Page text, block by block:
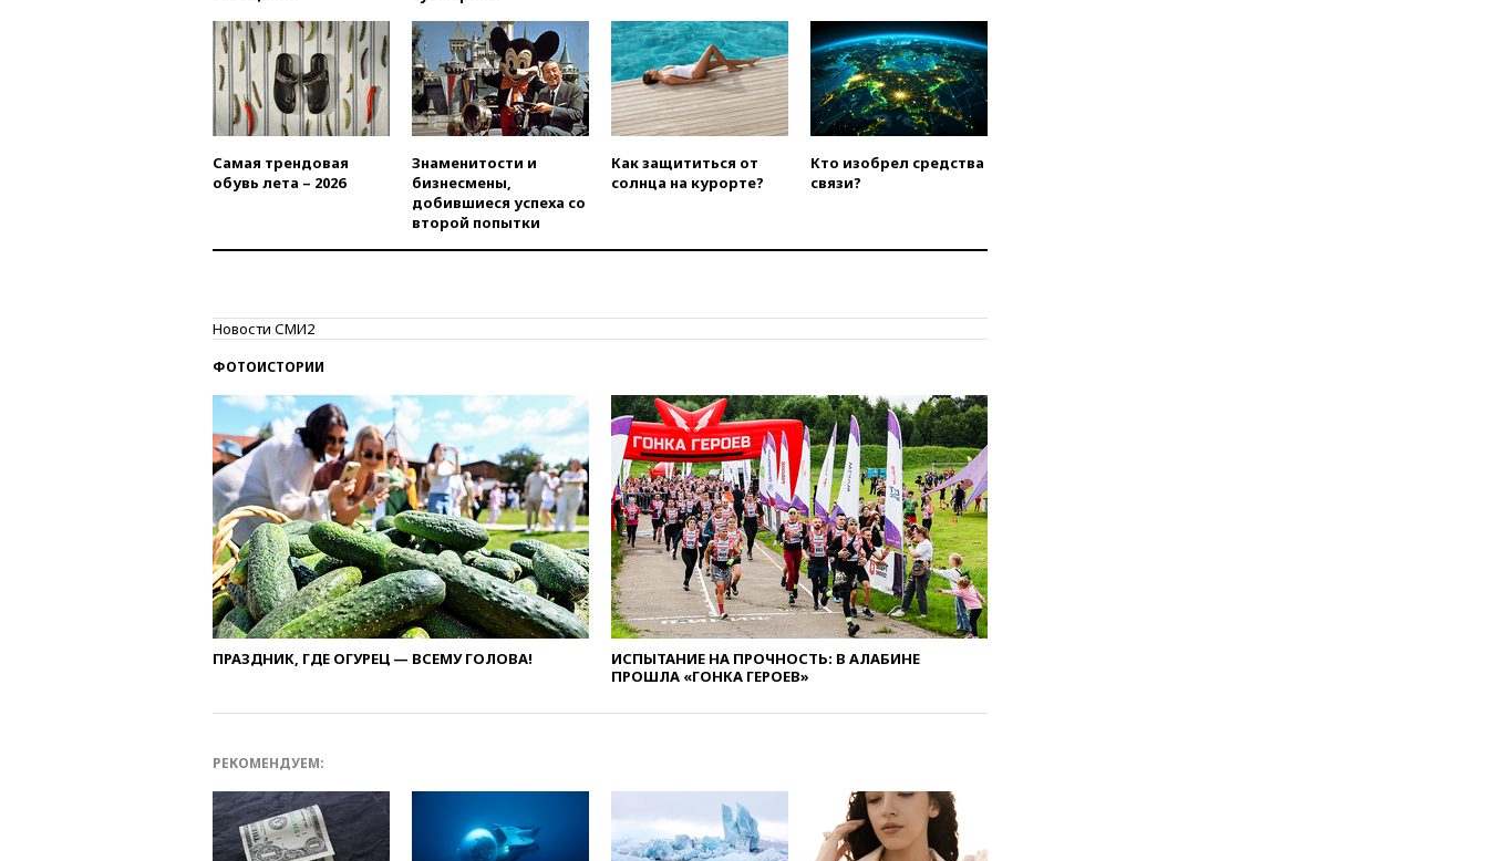
идут поиски семьи, пропавшей
во время сплава
вчера, 23:30Жителя Нижнего
Тагила арестовали за реакции
в Теlegram
вчера, 22:50 Российский
режиссер Кирилл Соколов
к мораторию на удары по
президентом республики
вчера, 20:58Финляндия
введет экзамен для
претендентов на получение
гражданства
вчера, 20:12Минобороны
Болгарии: упавший в стране
беспилотник, скорее всего,
был украинским
вчера, 19:29ОАЭ обвинили
Иран в атаке на судно
нефтяной компании ADNOC в
Ормузе
ТАСС: Уиткофф и
Кушнер могут вскоре посетить
Москву и Киев
Самая трендовая
обувь лета – 2026
Знаменитости и
бизнесмены,
добившиеся успеха со
второй попытки
Как защититься от
солнца на курорте?
Кто изобрел средства
связи?
Новости СМИ2
ФОТОИСТОРИИ
ПРАЗДНИК, ГДЕ ОГУРЕЦ — ВСЕМУ ГОЛОВА!
ИСПЫТАНИЕ НА ПРОЧНОСТЬ: В АЛАБИНЕ
ПРОШЛА «ГОНКА ГЕРОЕВ»
РЕКОМЕНДУЕМ: